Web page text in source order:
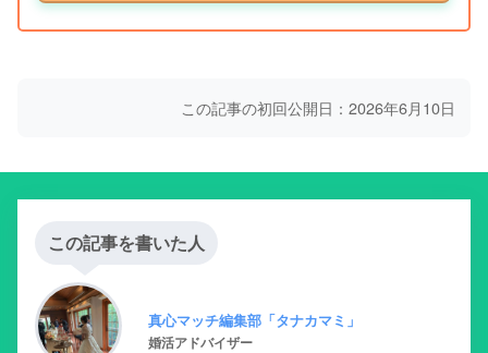
この記事の初回公開日：2026年6月10日
この記事を書いた人
真心マッチ編集部「タナカマミ」
婚活アドバイザー